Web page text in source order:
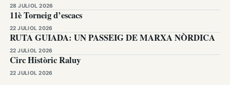
28 JULIOL 2026
11è Torneig d’escacs
22 JULIOL 2026
RUTA GUIADA: UN PASSEIG DE MARXA NÒRDICA
22 JULIOL 2026
Circ Històric Raluy
22 JULIOL 2026